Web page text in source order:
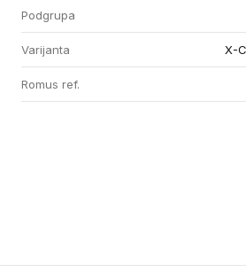
Podgrupa
Varijanta X-
Romus ref.